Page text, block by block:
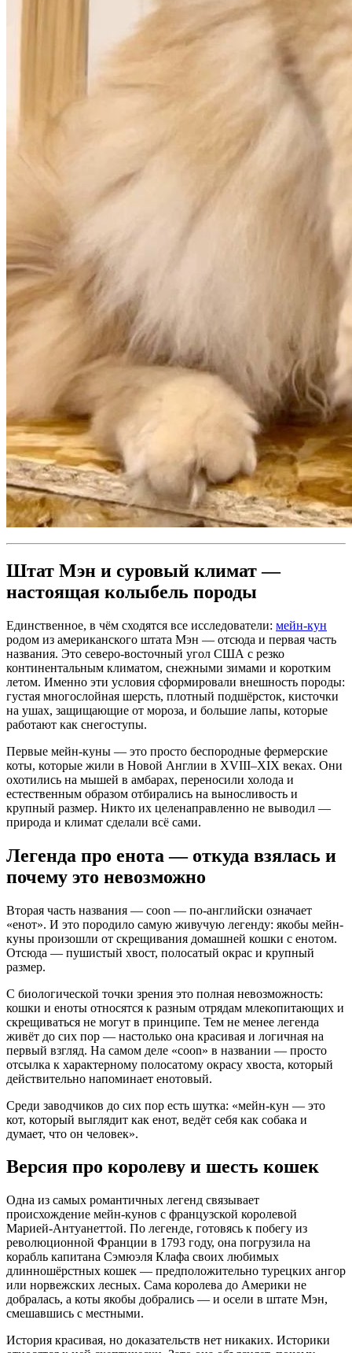
Штат Мэн и суровый климат —
настоящая колыбель породы
Единственное, в чём сходятся все исследователи: мейн-кун
родом из американского штата Мэн — отсюда и первая часть
названия. Это северо-восточный угол США с резко
континентальным климатом, снежными зимами и коротким
летом. Именно эти условия сформировали внешность породы:
густая многослойная шерсть, плотный подшёрсток, кисточки
на ушах, защищающие от мороза, и большие лапы, которые
работают как снегоступы.
Первые мейн-куны — это просто беспородные фермерские
коты, которые жили в Новой Англии в XVIII–XIX веках. Они
охотились на мышей в амбарах, переносили холода и
естественным образом отбирались на выносливость и
крупный размер. Никто их целенаправленно не выводил —
природа и климат сделали всё сами.
Легенда про енота — откуда взялась и
почему это невозможно
Вторая часть названия — coon — по-английски означает
«енот». И это породило самую живучую легенду: якобы мейн-
куны произошли от скрещивания домашней кошки с енотом.
Отсюда — пушистый хвост, полосатый окрас и крупный
размер.
С биологической точки зрения это полная невозможность:
кошки и еноты относятся к разным отрядам млекопитающих и
скрещиваться не могут в принципе. Тем не менее легенда
живёт до сих пор — настолько она красивая и логичная на
первый взгляд. На самом деле «coon» в названии — просто
отсылка к характерному полосатому окрасу хвоста, который
действительно напоминает енотовый.
Среди заводчиков до сих пор есть шутка: «мейн-кун — это
кот, который выглядит как енот, ведёт себя как собака и
думает, что он человек».
Версия про королеву и шесть кошек
Одна из самых романтичных легенд связывает
происхождение мейн-кунов с французской королевой
Марией-Антуанеттой. По легенде, готовясь к побегу из
революционной Франции в 1793 году, она погрузила на
корабль капитана Сэмюэля Клафа своих любимых
длинношёрстных кошек — предположительно турецких ангор
или норвежских лесных. Сама королева до Америки не
добралась, а коты якобы добрались — и осели в штате Мэн,
смешавшись с местными.
История красивая, но доказательств нет никаких. Историки